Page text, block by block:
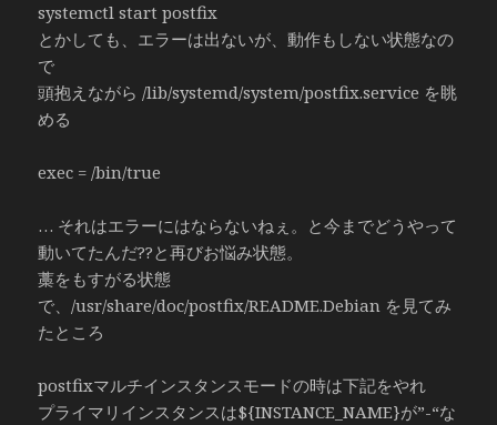
systemctl start postfix
とかしても、エラーは出ないが、動作もしない状態なの
で
頭抱えながら /lib/systemd/system/postfix.service を眺
める
exec = /bin/true
… それはエラーにはならないねぇ。と今までどうやって
動いてたんだ??と再びお悩み状態。
藁をもすがる状態
で、/usr/share/doc/postfix/README.Debian を見てみ
たところ
postfixマルチインスタンスモードの時は下記をやれ
プライマリインスタンスは${INSTANCE_NAME}が”-“な